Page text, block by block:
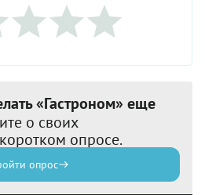
«Гастроном» еще
о своих
опросе.
опрос